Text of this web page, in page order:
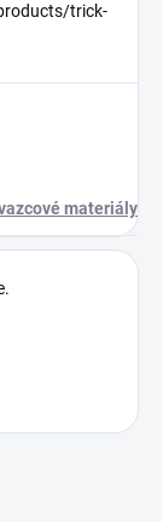
trick-
materiály